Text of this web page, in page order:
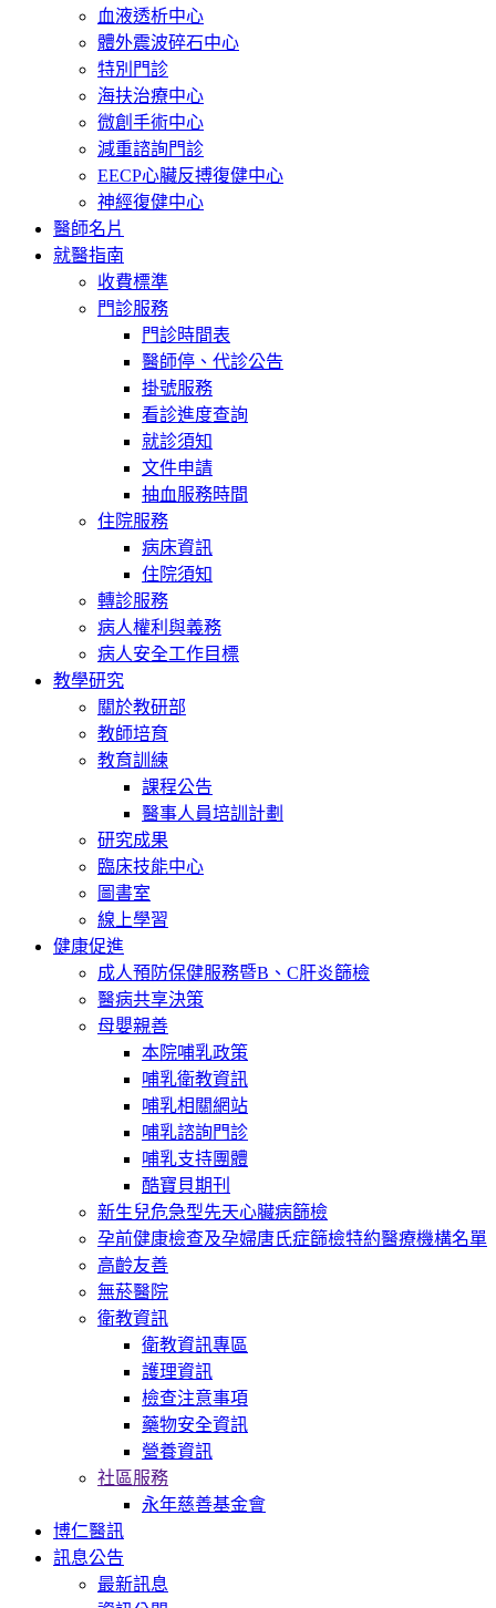
血液透析中心
體外震波碎石中心
特別門診
海扶治療中心
微創手術中心
減重諮詢門診
EECP心臟反搏復健中心
神經復健中心
醫師名片
就醫指南
收費標準
門診服務
門診時間表
醫師停、代診公告
掛號服務
看診進度查詢
就診須知
文件申請
抽血服務時間
住院服務
病床資訊
住院須知
轉診服務
病人權利與義務
病人安全工作目標
教學研究
關於教研部
教師培育
教育訓練
課程公告
醫事人員培訓計劃
研究成果
臨床技能中心
圖書室
線上學習
健康促進
成人預防保健服務暨B、C肝炎篩檢
醫病共享決策
母嬰親善
本院哺乳政策
哺乳衛教資訊
哺乳相關網站
哺乳諮詢門診
哺乳支持團體
酷寶貝期刊
新生兒危急型先天心臟病篩檢
孕前健康檢查及孕婦唐氏症篩檢特約醫療機構名單
高齡友善
無菸醫院
衛教資訊
衛教資訊專區
護理資訊
檢查注意事項
藥物安全資訊
營養資訊
社區服務
永年慈善基金會
博仁醫訊
訊息公告
最新訊息